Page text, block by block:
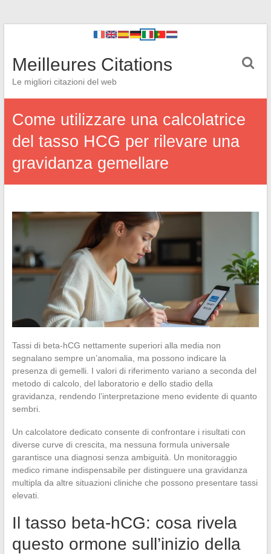
Meilleures Citations
Le migliori citazioni del web
Come utilizzare una calcolatrice
del tasso HCG per rilevare una
gravidanza gemellare
Tassi di beta-hCG nettamente superiori alla media non
segnalano sempre un’anomalia, ma possono indicare la
presenza di gemelli. I valori di riferimento variano a seconda del
metodo di calcolo, del laboratorio e dello stadio della
gravidanza, rendendo l’interpretazione meno evidente di quanto
sembri.
Un calcolatore dedicato consente di confrontare i risultati con
diverse curve di crescita, ma nessuna formula universale
garantisce una diagnosi senza ambiguità. Un monitoraggio
medico rimane indispensabile per distinguere una gravidanza
multipla da altre situazioni cliniche che possono presentare tassi
elevati.
Il tasso beta-hCG: cosa rivela
questo ormone sull’inizio della